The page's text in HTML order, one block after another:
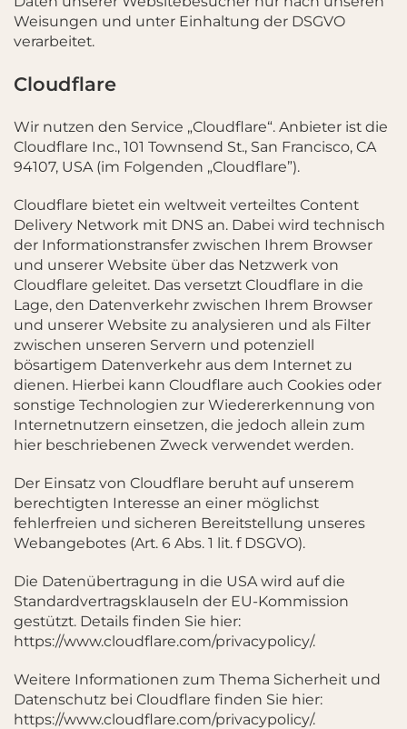
Weisungen und unter Einhaltung der DSGVO
verarbeitet.
Cloudflare
Wir nutzen den Service „Cloudflare“. Anbieter ist die
Cloudflare Inc., 101 Townsend St., San Francisco, CA
94107, USA (im Folgenden „Cloudflare”).
Cloudflare bietet ein weltweit verteiltes Content
Delivery Network mit DNS an. Dabei wird technisch
der Informationstransfer zwischen Ihrem Browser
und unserer Website über das Netzwerk von
Cloudflare geleitet. Das versetzt Cloudflare in die
Lage, den Datenverkehr zwischen Ihrem Browser
und unserer Website zu analysieren und als Filter
zwischen unseren Servern und potenziell
bösartigem Datenverkehr aus dem Internet zu
dienen. Hierbei kann Cloudflare auch Cookies oder
sonstige Technologien zur Wiedererkennung von
Internetnutzern einsetzen, die jedoch allein zum
hier beschriebenen Zweck verwendet werden.
Der Einsatz von Cloudflare beruht auf unserem
berechtigten Interesse an einer möglichst
fehlerfreien und sicheren Bereitstellung unseres
Webangebotes (Art. 6 Abs. 1 lit. f DSGVO).
Die Datenübertragung in die USA wird auf die
Standardvertragsklauseln der EU-Kommission
gestützt. Details finden Sie hier:
https://www.cloudflare.com/privacypolicy/.
Weitere Informationen zum Thema Sicherheit und
Datenschutz bei Cloudflare finden Sie hier:
https://www.cloudflare.com/privacypolicy/.